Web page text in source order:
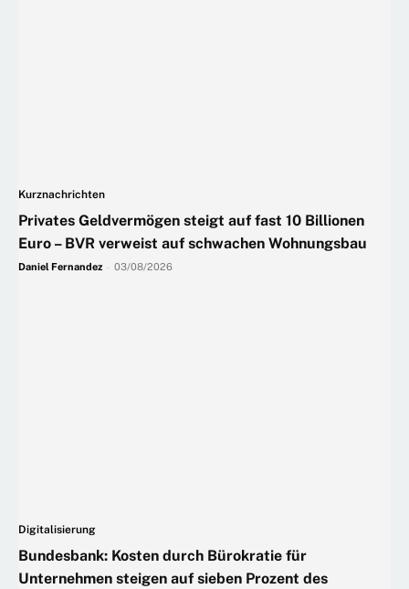
Kurznachrichten
Privates Geldvermögen steigt auf fast 10 Billionen
Euro – BVR verweist auf schwachen Wohnungsbau
Daniel Fernandez 03/08/2026
Digitalisierung
Bundesbank: Kosten durch Bürokratie für
Unternehmen steigen auf sieben Prozent des